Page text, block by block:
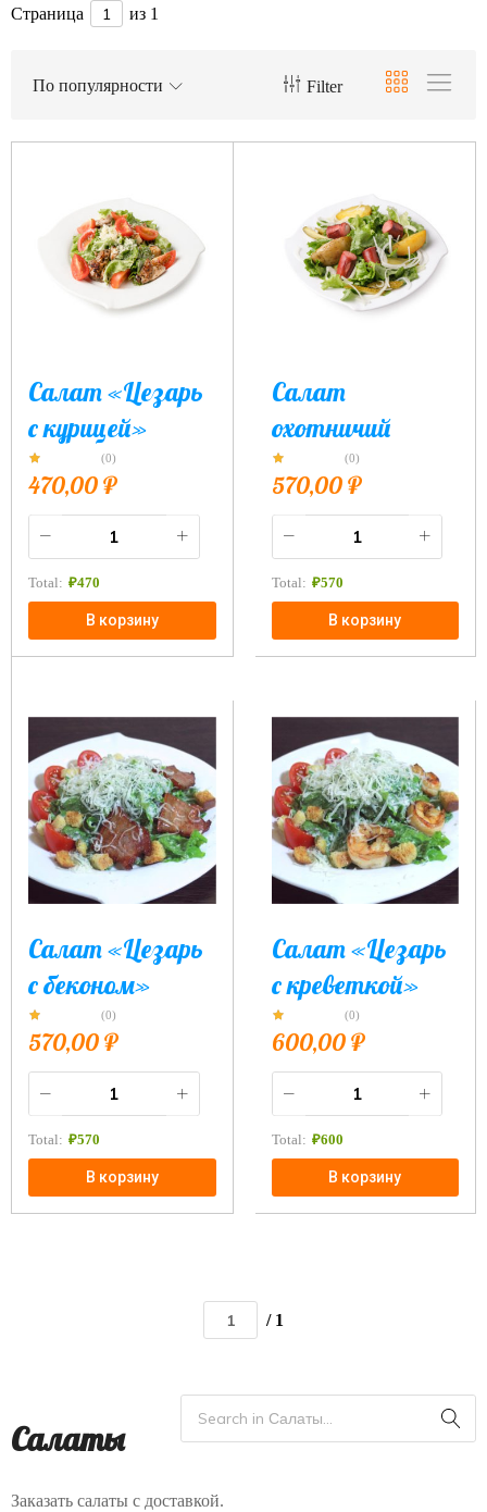
Страница из 1
Filter
По популярности
Салат «Цезарь
с курицей»
(0)
470,00₽
Total: ₽470
В корзину
Салат
охотничий
(0)
570,00₽
Total: ₽570
В корзину
Салат «Цезарь
с беконом»
(0)
570,00₽
Total: ₽570
В корзину
Салат «Цезарь
с креветкой»
(0)
600,00₽
Total: ₽600
В корзину
/ 1
Салаты
Заказать салаты с доставкой.